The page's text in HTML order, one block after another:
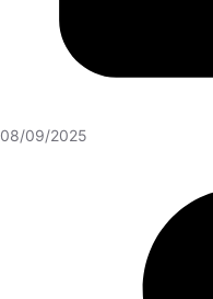
08/09/2025